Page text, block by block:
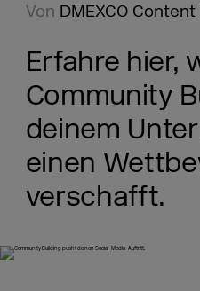
Von DMEXCO Content
Erfahre hier,
Community
deinem
einen
verschafft.